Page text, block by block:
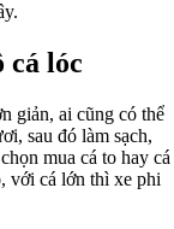
cá lóc
giản, ai cũng có thể
sau đó làm sạch,
mua cá to hay cá
với cá lớn thì xe phi